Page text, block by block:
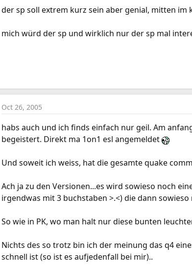
der sp soll extrem kurz sein aber genial, mitten im
mich würd der sp und wirklich nur der sp mal
Oct 26, 2005
habs auch und ich finds einfach nur geil. Am
begeistert. Direkt ma 1on1 esl angemeldet
Und soweit ich weiss, hat die gesamte quake
Ach ja zu den Versionen...es wird sowieso noch
irgendwas mit 3 buchstaben >.<) die dann
So wie in PK, wo man halt nur diese bunten
Nichts des so trotz bin ich der meinung das q4
schnell ist (so ist es aufjedenfall bei mir)..